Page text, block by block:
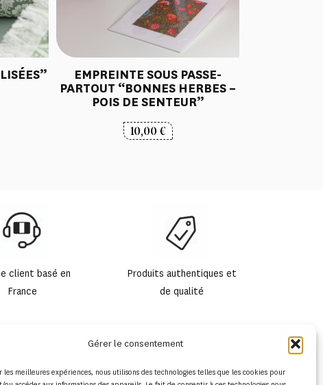
Gérer le consentement
les meilleures expériences, nous utilisons des technologies telles que les cookies pour
EMPREINTE SOUS PASSE-
PARTOUT “BONNES HERBES –
POIS DE SENTEUR”
10,00€
client basé en
France
Produits authentiques et
de qualité